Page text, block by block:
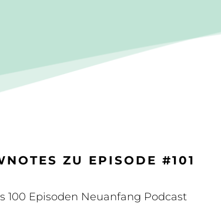
ZU EPISODE #101
100 Episoden Neuanfang Podcast